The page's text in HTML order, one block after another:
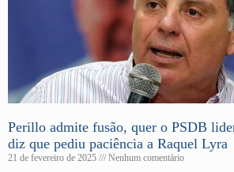
Perillo admite fusão, quer o PSDB
diz que pediu paciência a Raquel Lyra
21 de fevereiro de 2025 Nenhum comentário